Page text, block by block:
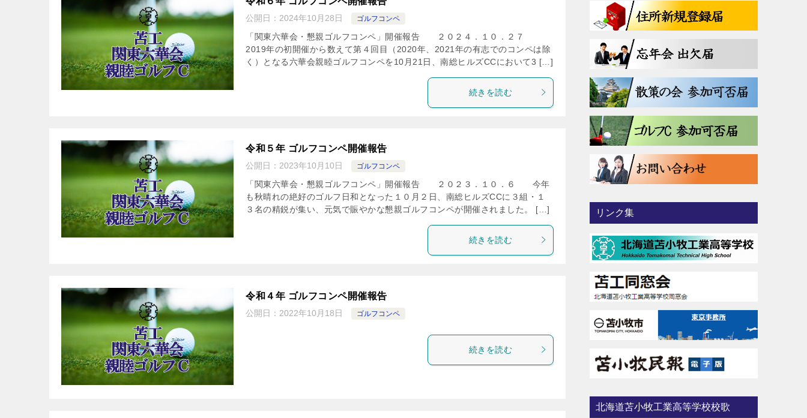
公開日： 2024年10月28日 ゴルフコンペ
「関東六華会・懇親ゴルフコンペ」開催報告 ２０２４．１０．２７
2019年の初開催から数えて第４回目（2020年、2021年の有志でのコンペは除
く）となる六華会親睦ゴルフコンペを10月21日、南総ヒルズCCにおいて3 […]
続きを読む
令和５年 ゴルフコンペ開催報告
公開日： 2023年10月10日 ゴルフコンペ
「関東六華会・懇親ゴルフコンペ」開催報告 ２０２３．１０．６ 今年
も秋晴れの絶好のゴルフ日和となった１０月２日、南総ヒルズCCに３組・１
３名の精鋭が集い、元気で賑やかな懇親ゴルフコンペが開催されました。 […]
続きを読む
令和４年 ゴルフコンペ開催報告
公開日： 2022年10月18日 ゴルフコンペ
続きを読む
リンク集
北海道苫小牧工業高等学校校歌